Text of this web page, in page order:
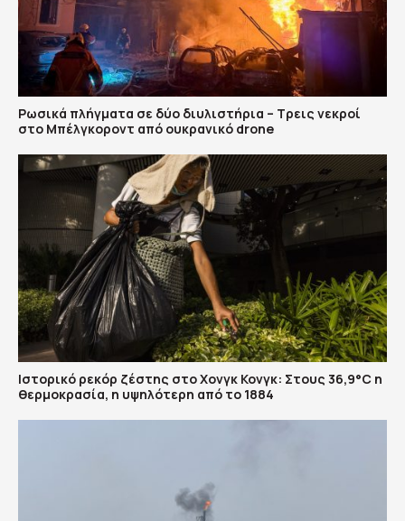
Ρωσικά πλήγματα σε δύο διυλιστήρια – Τρεις νεκροί
στο Μπέλγκοροντ από ουκρανικό drone
Ιστορικό ρεκόρ ζέστης στο Χονγκ Κονγκ: Στους 36,9°C η
θερμοκρασία, η υψηλότερη από το 1884